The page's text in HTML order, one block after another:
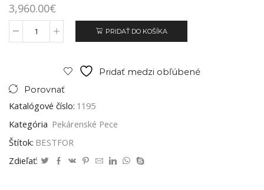
3,960.00€
PRIDAŤ DO KOŠÍKA
Pridať medzi obľúbené
Porovnať
Katalógové číslo: 1195
Kategória Pekárenské Pece
Štítok: BESTFOR
Zdieľať: